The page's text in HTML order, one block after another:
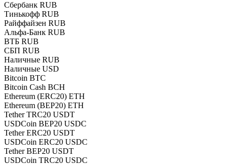
Сбербанк RUB
Тинькофф RUB
Райффайзен RUB
Альфа-Банк RUB
ВТБ RUB
СБП RUB
Наличные RUB
Наличные USD
Bitcoin BTC
Bitcoin Cash BCH
Ethereum (ERC20) ETH
Ethereum (BEP20) ETH
Tether TRC20 USDT
USDCoin BEP20 USDC
Tether ERC20 USDT
USDCoin ERC20 USDC
Tether BEP20 USDT
USDCoin TRC20 USDC